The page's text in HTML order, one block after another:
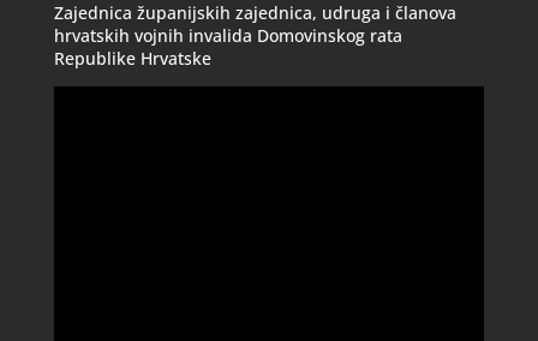
Zajednica županijskih zajednica, udruga i članova
hrvatskih vojnih invalida Domovinskog rata
Republike Hrvatske